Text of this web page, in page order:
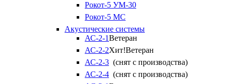
Рокот-5 УМ-30
Рокот-5 МС
Акустические системы
АС-2-1Ветеран
АС-2-2Хит!Ветеран
АС-2-3 (снят с производства)
АС-2-4 (снят с производства)